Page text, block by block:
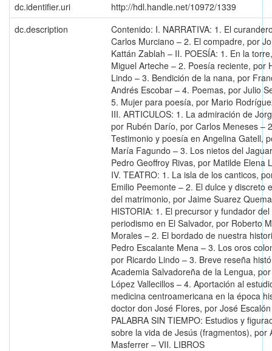
dc.identifier.uri
http://hdl.handle.net/10972/1339
dc.description
Contenido: I. NARRATIVA: 1. El
Carlos Murciano – 2. El compadre, por
Kattán Zablah – II. POESÍA: 1. En la
Miguel Arteche – 2. Poesía reciente, por
Lindo – 3. Bendición de la nana, por
Andrés Escobar – 4. Poemas, por Julio
5. Mujer para poesía, por Mario
III. ARTICULOS: 1. La admiración de
por Rubén Darío, por Carlos Meneses –
Testimonio y poesía en Angelina Gatell,
María Fagundo – 3. Los nietos del
Pedro Geoffroy Rivas, por Matilde Elena
IV. TEATRO: 1. La isla de los canticos,
Emilio Peemonte – 2. El dulce y discreto
del matrimonio, por Jaime Suarez
HISTORIA: 1. El precursor y fundador del
periodismo en El Salvador, por Roberto
Morales – 2. El bordado de nuestra
Pedro Escalante Mena – 3. Los oros
por Ricardo Lindo – 3. Breve reseña
Academia Salvadoreña de la Lengua,
López Vallecillos – 4. Aportación al
medicina centroamericana en la época
doctor don José Flores, por José
PALABRA SIN TIEMPO: Estudios y
sobre la vida de Jesús (fragmentos), por
Masferrer – VII. LIBROS